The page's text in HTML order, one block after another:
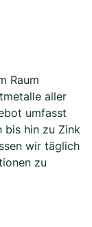
Raum
aller
umfasst
bis hin zu Zink
wir täglich
zu